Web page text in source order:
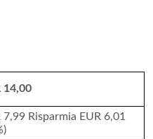
14,00
7,99 Risparmia EUR 6,01